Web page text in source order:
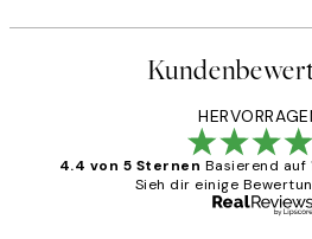
4.4 von 5 Sternen Basierend auf
Sieh dir einige